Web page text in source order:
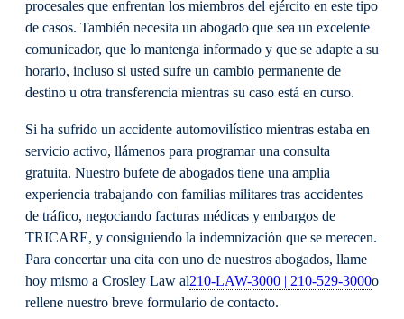
procesales que enfrentan los miembros del ejército en este tipo
de casos. También necesita un abogado que sea un excelente
comunicador, que lo mantenga informado y que se adapte a su
horario, incluso si usted sufre un cambio permanente de
destino u otra transferencia mientras su caso está en curso.
Si ha sufrido un accidente automovilístico mientras estaba en
servicio activo, llámenos para programar una consulta
gratuita. Nuestro bufete de abogados tiene una amplia
experiencia trabajando con familias militares tras accidentes
de tráfico, negociando facturas médicas y embargos de
TRICARE, y consiguiendo la indemnización que se merecen.
Para concertar una cita con uno de nuestros abogados, llame
hoy mismo a Crosley Law al210-LAW-3000 | 210-529-3000o
rellene nuestro breve formulario de contacto.